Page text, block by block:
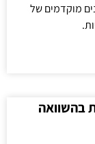
מוקדמים של
בהשוואה